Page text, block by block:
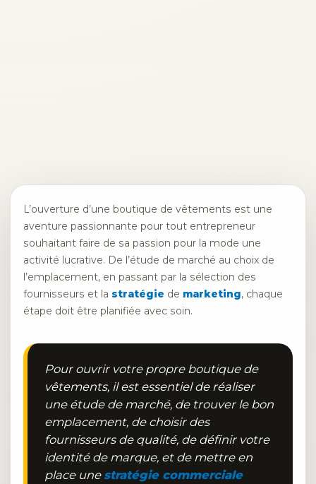
L’ouverture d’une boutique de vêtements est une
aventure passionnante pour tout entrepreneur
souhaitant faire de sa passion pour la mode une
activité lucrative. De l’étude de marché au choix de
l’emplacement, en passant par la sélection des
fournisseurs et la stratégie de marketing, chaque
étape doit être planifiée avec soin.
Pour ouvrir votre propre boutique de
vêtements, il est essentiel de réaliser
une étude de marché, de trouver le bon
emplacement, de choisir des
fournisseurs de qualité, de définir votre
identité de marque, et de mettre en
place unestratégie commerciale